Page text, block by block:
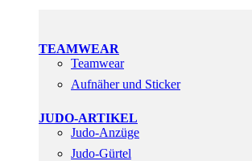
TEAMWEAR
Teamwear
Aufnäher und Sticker
JUDO-ARTIKEL
Judo-Anzüge
Judo-Gürtel